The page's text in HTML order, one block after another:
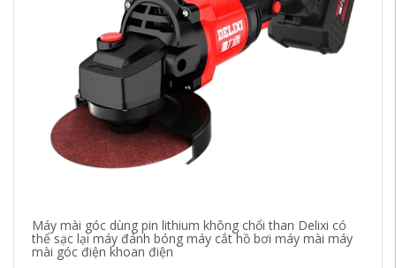
Máy mài góc dùng pin lithium không chổi than Delixi có
thể sạc lại máy đánh bóng máy cắt hồ bơi máy mài máy
mài góc điện khoan điện